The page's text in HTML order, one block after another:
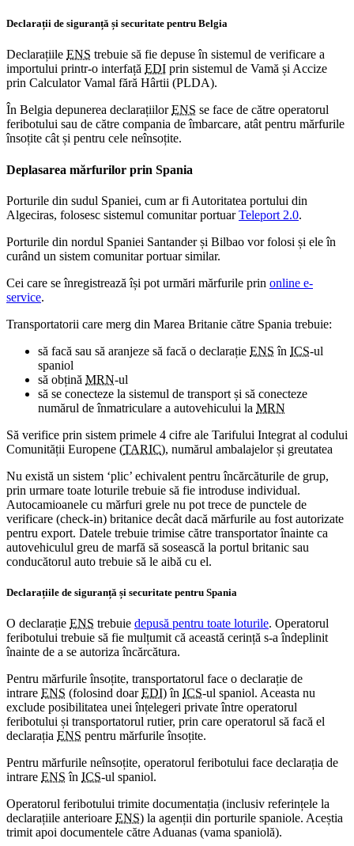
Declarații de siguranță și securitate pentru Belgia
Declarațiile ENS trebuie să fie depuse în sistemul de verificare a
importului printr-o interfață EDI prin sistemul de Vamă și Accize
prin Calculator Vamal fără Hârtii (PLDA).
În Belgia depunerea declarațiilorENS se face de către operatorul
feribotului sau de către compania de îmbarcare, atât pentru mărfurile
însoțite cât și pentru cele neînsoțite.
Deplasarea mărfurilor prin Spania
Porturile din sudul Spaniei, cum ar fi Autoritatea portului din
Algeciras, folosesc sistemul comunitar portuarTeleport 2.0.
Porturile din nordul Spaniei Santander și Bilbao vor folosi și ele în
curând un sistem comunitar portuar similar.
Cei care se înregistrează își pot urmări mărfurile prin online e-
service.
Transportatorii care merg din Marea Britanie către Spania trebuie:
să facă sau să aranjeze să facă o declarație ENS în ICS-ul
spaniol
să obțină MRN-ul
să se conecteze la sistemul de transport și să conecteze
numărul de înmatriculare a autovehicului la MRN
Să verifice prin sistem primele 4 cifre ale Tarifului Integrat al codului
Comunității Europene (TARIC), numărul ambalajelor și greutatea
Nu există un sistem ‘plic’ echivalent pentru încărcăturile de grup,
prin urmare toate loturile trebuie să fie introduse individual.
Autocamioanele cu mărfuri grele nu pot trece de punctele de
verificare (check-in) britanice decât dacă mărfurile au fost autorizate
pentru export. Datele trebuie trimise către transportator înainte ca
autovehiculul greu de marfă să sosească la portul britanic sau
conducătorul auto trebuie să le aibă cu el.
Declarațiile de siguranță și securitate pentru Spania
O declarație ENS trebuie depusă pentru toate loturile. Operatorul
feribotului trebuie să fie mulțumit că această cerință s-a îndeplinit
înainte de a se autoriza încărcătura.
Pentru mărfurile însoțite, transportatorul face o declarație de
intrare ENS (folosind doarEDI) în ICS-ul spaniol. Aceasta nu
exclude posibilitatea unei înțelegeri private între operatorul
feribotului și transportatorul rutier, prin care operatorul să facă el
declarația ENS pentru mărfurile însoțite.
Pentru mărfurile neînsoțite, operatorul feribotului face declarația de
intrare ENS în ICS-ul spaniol.
Operatorul feribotului trimite documentația (inclusiv referințele la
declarațiile anterioare ENS) la agenții din porturile spaniole. Aceștia
trimit apoi documentele către Aduanas (vama spaniolă).